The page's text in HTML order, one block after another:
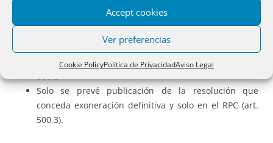
Accept cookies
Ver preferencias
Cookie PolicyPolítica de PrivacidadAviso Legal
exonerable se ejercitan ante el juez del concurso (art.
El incumplimiento del plan puede impedir la
exoneración definitiva en el caso previsto en el art.
500.2
Solo se prevé publicación de la resolución que
conceda exoneración definitiva y solo en el RPC (art.
500.3).